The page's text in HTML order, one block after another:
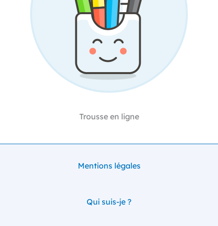
Trousse en ligne
Mentions légales
Qui suis-je ?